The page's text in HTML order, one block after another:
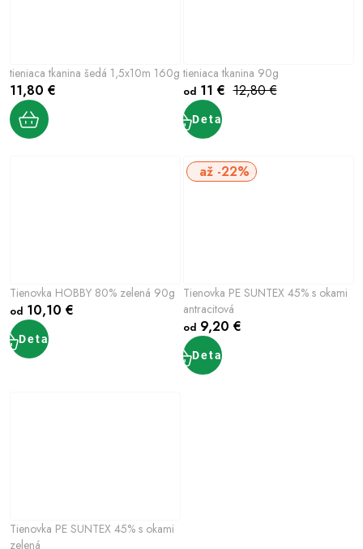
tieniaca tkanina šedá 1,5x10m 160g
11,80 €
tieniaca tkanina 90g
od11 € 12,80 €
Detail
Tienovka HOBBY 80% zelená 90g
od10,10 €
Detail
Tienovka PE SUNTEX 45% s okami
antracitová
až -22%
od9,20 €
Detail
Tienovka PE SUNTEX 45% s okami
zelená